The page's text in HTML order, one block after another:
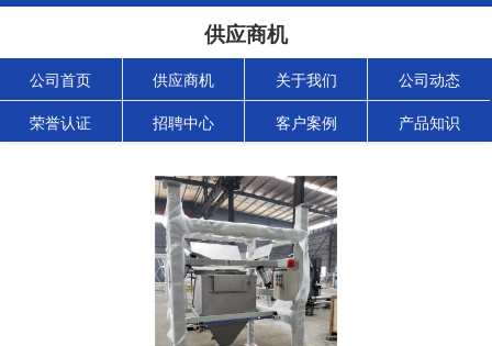
供应商机
公司首页 供应商机 关于我们 公司动态
荣誉认证 招聘中心 客户案例 产品知识